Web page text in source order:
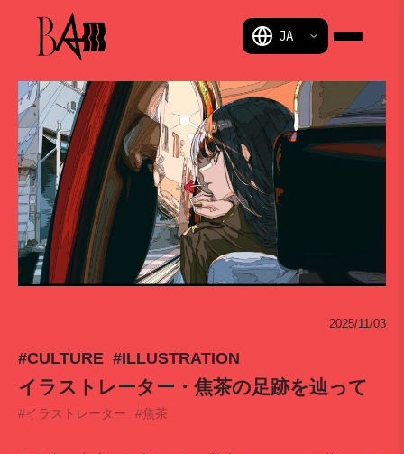
2025/11/03
#CULTURE #ILLUSTRATION
イラストレーター・焦茶の足跡を辿って
#イラストレーター #焦茶